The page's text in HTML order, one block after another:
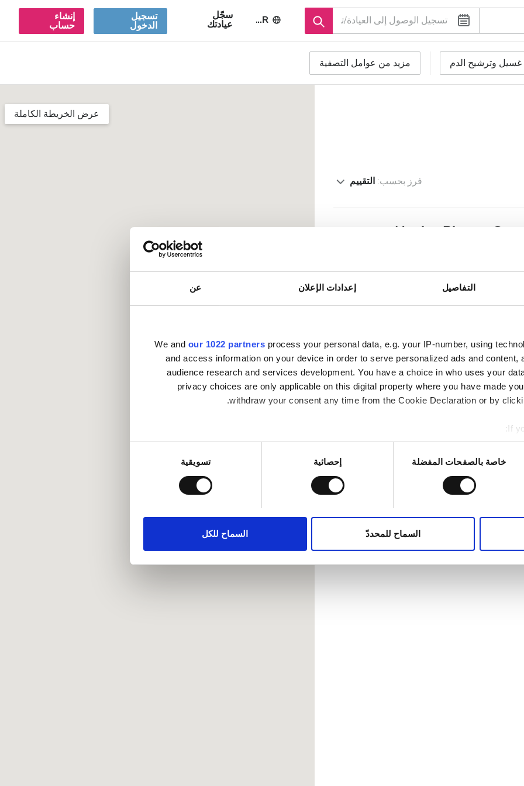
التفاصيل إعدادات الإعلان عن
We and our 1022 partners process your personal data, e.g. your IP-number, using
and access information on your device in order to serve personalized ads and content,
audience research and services development. You have a choice in who uses your
privacy choices are only applicable on this digital property where you have made
withdraw your consent any time from the Cookie Declaration or by
If
Collect information about your geographical location which can be accurate
Identify your device by actively scanning it for specific
Find out more about how your personal data is processed and set your
فنحن نشارك المعلومات حول استخدامك لموقعنا مع شركائنا من الشبكات الاجتماعية وشركاء
يمكنهم إضافة هذه المعلومات إلى معلومات أخرى تقدمها لهم أو معلومات أخرى يحصلون عليها من
خاصة بالصفحات المفضلة إحصائية تسويقية
السماح للمحددّ السماح للكل
AR سجّل
عيادتك
تسجيل
الدخول
إنشاء
حساب
غسيل وترشيح الدم مزيد من عوامل التصفية
فرز بحسب:التقييم
NephroPlus at
عرض الخريطة الكاملة